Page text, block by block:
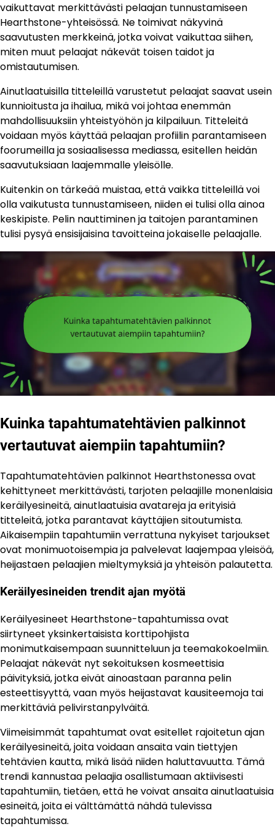
vaikuttavat merkittävästi pelaajan tunnustamiseen
Hearthstone-yhteisössä. Ne toimivat näkyvinä
saavutusten merkkeinä, jotka voivat vaikuttaa siihen,
miten muut pelaajat näkevät toisen taidot ja
omistautumisen.
Ainutlaatuisilla titteleillä varustetut pelaajat saavat usein
kunnioitusta ja ihailua, mikä voi johtaa enemmän
mahdollisuuksiin yhteistyöhön ja kilpailuun. Titteleitä
voidaan myös käyttää pelaajan profiilin parantamiseen
foorumeilla ja sosiaalisessa mediassa, esitellen heidän
saavutuksiaan laajemmalle yleisölle.
Kuitenkin on tärkeää muistaa, että vaikka titteleillä voi
olla vaikutusta tunnustamiseen, niiden ei tulisi olla ainoa
keskipiste. Pelin nauttiminen ja taitojen parantaminen
tulisi pysyä ensisijaisina tavoitteina jokaiselle pelaajalle.
Kuinka tapahtumatehtävien palkinnot
vertautuvat aiempiin tapahtumiin?
Tapahtumatehtävien palkinnot Hearthstonessa ovat
kehittyneet merkittävästi, tarjoten pelaajille monenlaisia
keräilyesineitä, ainutlaatuisia avatareja ja erityisiä
titteleitä, jotka parantavat käyttäjien sitoutumista.
Aikaisempiin tapahtumiin verrattuna nykyiset tarjoukset
ovat monimuotoisempia ja palvelevat laajempaa yleisöä,
heijastaen pelaajien mieltymyksiä ja yhteisön palautetta.
Keräilyesineiden trendit ajan myötä
Keräilyesineet Hearthstone-tapahtumissa ovat
siirtyneet yksinkertaisista korttipohjista
monimutkaisempaan suunnitteluun ja teemakokoelmiin.
Pelaajat näkevät nyt sekoituksen kosmeettisia
päivityksiä, jotka eivät ainoastaan paranna pelin
esteettisyyttä, vaan myös heijastavat kausiteemoja tai
merkittäviä pelivirstanpylväitä.
Viimeisimmät tapahtumat ovat esitellet rajoitetun ajan
keräilyesineitä, joita voidaan ansaita vain tiettyjen
tehtävien kautta, mikä lisää niiden haluttavuutta. Tämä
trendi kannustaa pelaajia osallistumaan aktiivisesti
tapahtumiin, tietäen, että he voivat ansaita ainutlaatuisia
esineitä, joita ei välttämättä nähdä tulevissa
tapahtumissa.